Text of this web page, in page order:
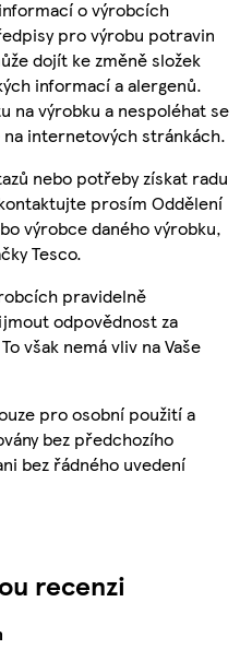
o výrobcích
pro výrobu potravin
dojít ke změně složek
informací a alergenů.
na výrobku a nespoléhat se
internetových stránkách.
nebo potřeby získat radu
prosím Oddělení
výrobce daného výrobku,
Tesco.
pravidelně
odpovědnost za
však nemá vliv na Vaše
pro osobní použití a
bez předchozího
bez řádného uvedení
recenzi